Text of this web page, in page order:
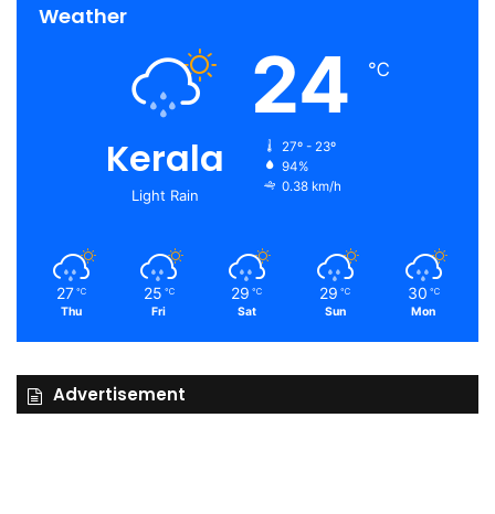
Weather
Kerala
Light Rain
24 ℃
27º - 23º
94%
0.38 km/h
27 ℃
Thu
25 ℃
Fri
29 ℃
Sat
29 ℃
Sun
30 ℃
Mon
Advertisement